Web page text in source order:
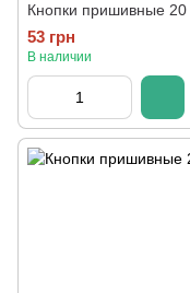
Кнопки пришивные
53 грн
В наличии